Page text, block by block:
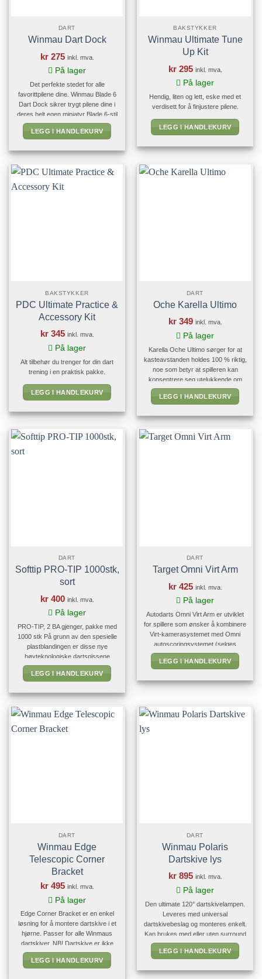
DART
Winmau Dart Dock
kr275 inkl. mva.
På lager
Det perfekte stedet for alle
favorittpilene dine. Winmau Blade 6
Dart Dock sikrer trygt pilene dine i
deres helt egen miniatyr Blade 6-stil
dartskive Fungerer perfekt med dart
med myk spiss og ståltupp.
LEGG I HANDLEKURV
BAKSTYKKER
Winmau Ultimate Tune
Up Kit
kr295 inkl. mva.
På lager
Hendig, liten og lett, eske med et
verdisett for å finjustere pilene.
LEGG I HANDLEKURV
BAKSTYKKER
PDC Ultimate Practice &
Accessory Kit
kr345 inkl. mva.
På lager
Alt tilbehør du trenger for din dart
trening i en praktisk pakke.
LEGG I HANDLEKURV
DART
Oche Karella Ultimo
kr349 inkl. mva.
På lager
Karella Oche Ultimo sørger for at
kasteavstanden holdes 100 % riktig,
noe som betyr at spilleren kan
konsentrere seg utelukkende om
kastet sitt. Den røde markøren
består av en holdbar blanding av
selvklebende filmen på undersiden
avstand på 237 cm fra dartskiven.
LEGG I HANDLEKURV
DART
Softtip PRO-TIP 1000stk,
sort
kr400 inkl. mva.
På lager
PRO-TIP, 2 BA gjenger, pakke med
1000 stk På grunn av den spesielle
plastblandingen er disse nye
høyteknologiske dartspissene
spesielt dimensjonsstabile, hindrer
dem i å brekke av når de treffer dem
brettet. Spissene er spesielt
spenstige og slitesterke takket være
sin spesielle form. Karella "PRO-TIP"
har en stjerneformet forsterkning.
LEGG I HANDLEKURV
DART
Target Omni Virt Arm
kr425 inkl. mva.
På lager
Autodarts Omni Virt Arm er utviklet
for spillere som ønsker å kombinere
Virt-kamerasystemet med Omni
autoscoringsystemet (selges
separat). Armen gjør det enkelt å
montere Virt-kameraet på Omni-
nøyaktig registrering av kastene.
toppen av dartskiven eller på høyre
LEGG I HANDLEKURV
DART
Winmau Edge
Telescopic Corner
Bracket
kr495 inkl. mva.
På lager
Edge Corner Bracket er en enkel
løsning for å montere dartskive i et
hjørne. Passer for alle Winmaus
dartskiver. NB! Dartskive er ikke
inkludert.
[embed]https://media.winmau.com/Accessories/8419%20-
LEGG I HANDLEKURV
DART
Winmau Polaris
Dartskive lys
kr895 inkl. mva.
På lager
Den ultimate 120° dartskivelampen.
Leveres med universal
dartskivebeslag og monteres enkelt.
Kan brukes med eller uten surround
Merk!Dart skive og beskyttelses
ring er ikke inkludert.
LEGG I HANDLEKURV